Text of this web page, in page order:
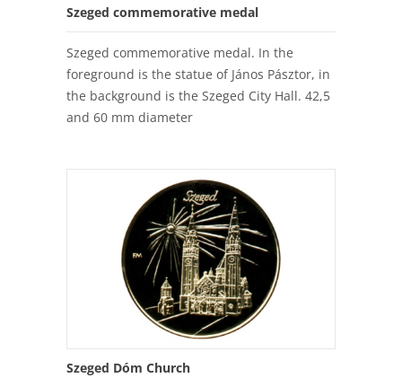
Szeged commemorative medal
Szeged commemorative medal. In the
foreground is the statue of János Pásztor, in
the background is the Szeged City Hall. 42,5
and 60 mm diameter
Szeged Dóm Church